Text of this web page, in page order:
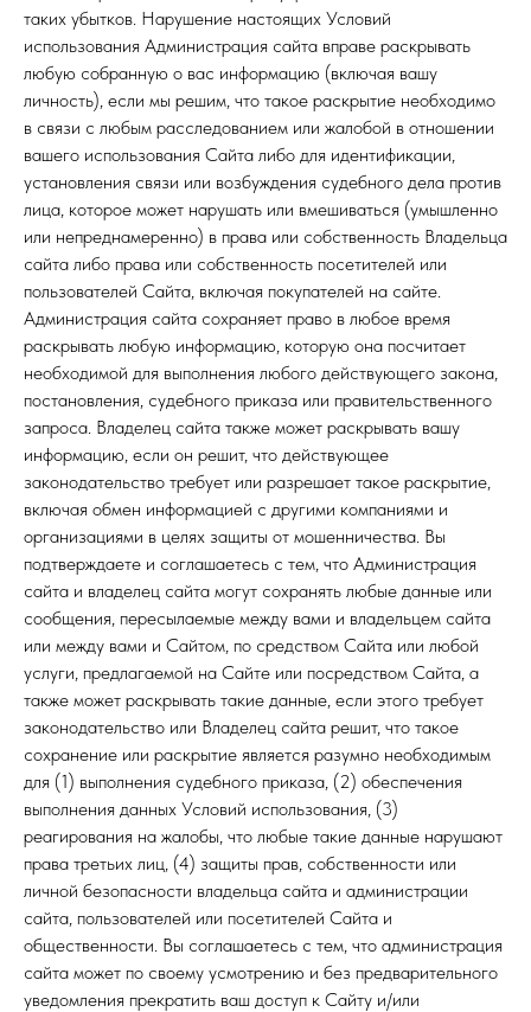
таких убытков. Нарушение настоящих Условий
использования Администрация сайта вправе раскрывать
любую собранную о вас информацию (включая вашу
личность), если мы решим, что такое раскрытие необходимо
в связи с любым расследованием или жалобой в отношении
вашего использования Сайта либо для идентификации,
установления связи или возбуждения судебного дела против
лица, которое может нарушать или вмешиваться (умышленно
или непреднамеренно) в права или собственность Владельца
сайта либо права или собственность посетителей или
пользователей Сайта, включая покупателей на сайте.
Администрация сайта сохраняет право в любое время
раскрывать любую информацию, которую она посчитает
необходимой для выполнения любого действующего закона,
постановления, судебного приказа или правительственного
запроса. Владелец сайта также может раскрывать вашу
информацию, если он решит, что действующее
законодательство требует или разрешает такое раскрытие,
включая обмен информацией с другими компаниями и
организациями в целях защиты от мошенничества. Вы
подтверждаете и соглашаетесь с тем, что Администрация
сайта и владелец сайта могут сохранять любые данные или
сообщения, пересылаемые между вами и владельцем сайта
или между вами и Сайтом, по средством Сайта или любой
услуги, предлагаемой на Сайте или посредством Сайта, а
также может раскрывать такие данные, если этого требует
законодательство или Владелец сайта решит, что такое
сохранение или раскрытие является разумно необходимым
для (1) выполнения судебного приказа, (2) обеспечения
выполнения данных Условий использования, (3)
реагирования на жалобы, что любые такие данные нарушают
права третьих лиц, (4) защиты прав, собственности или
личной безопасности владельца сайта и администрации
сайта, пользователей или посетителей Сайта и
общественности. Вы соглашаетесь с тем, что администрация
сайта может по своему усмотрению и без предварительного
уведомления прекратить ваш доступ к Сайту и/или